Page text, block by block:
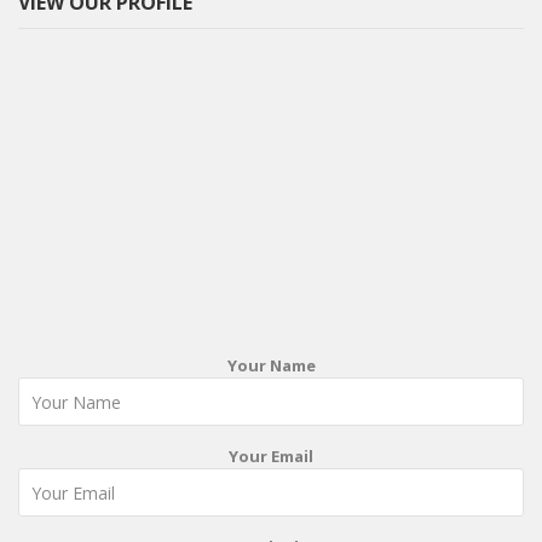
Your Name
Your Email